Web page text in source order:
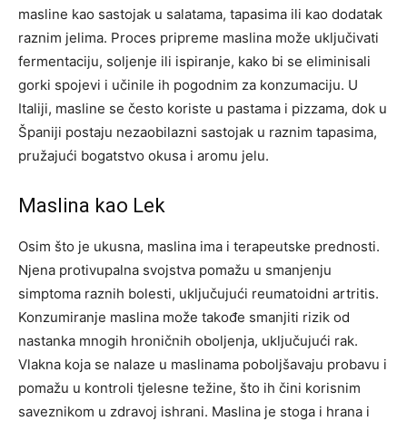
masline kao sastojak u salatama, tapasima ili kao dodatak
raznim jelima. Proces pripreme maslina može uključivati
fermentaciju, soljenje ili ispiranje, kako bi se eliminisali
gorki spojevi i učinile ih pogodnim za konzumaciju. U
Italiji, masline se često koriste u pastama i pizzama, dok u
Španiji postaju nezaobilazni sastojak u raznim tapasima,
pružajući bogatstvo okusa i aromu jelu.
Maslina kao Lek
Osim što je ukusna, maslina ima i terapeutske prednosti.
Njena protivupalna svojstva pomažu u smanjenju
simptoma raznih bolesti, uključujući reumatoidni artritis.
Konzumiranje maslina može takođe smanjiti rizik od
nastanka mnogih hroničnih oboljenja, uključujući rak.
Vlakna koja se nalaze u maslinama poboljšavaju probavu i
pomažu u kontroli tjelesne težine, što ih čini korisnim
saveznikom u zdravoj ishrani. Maslina je stoga i hrana i